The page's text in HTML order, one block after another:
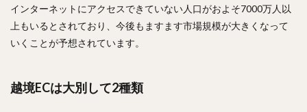
インターネットにアクセスできていない人口がおよそ7000万人以
上もいるとされており、今後もますます市場規模が大きくなって
いくことが予想されています。
越境ECは大別して2種類